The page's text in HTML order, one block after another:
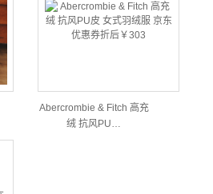
Abercrombie & Fitch 高充
绒 抗风PU…